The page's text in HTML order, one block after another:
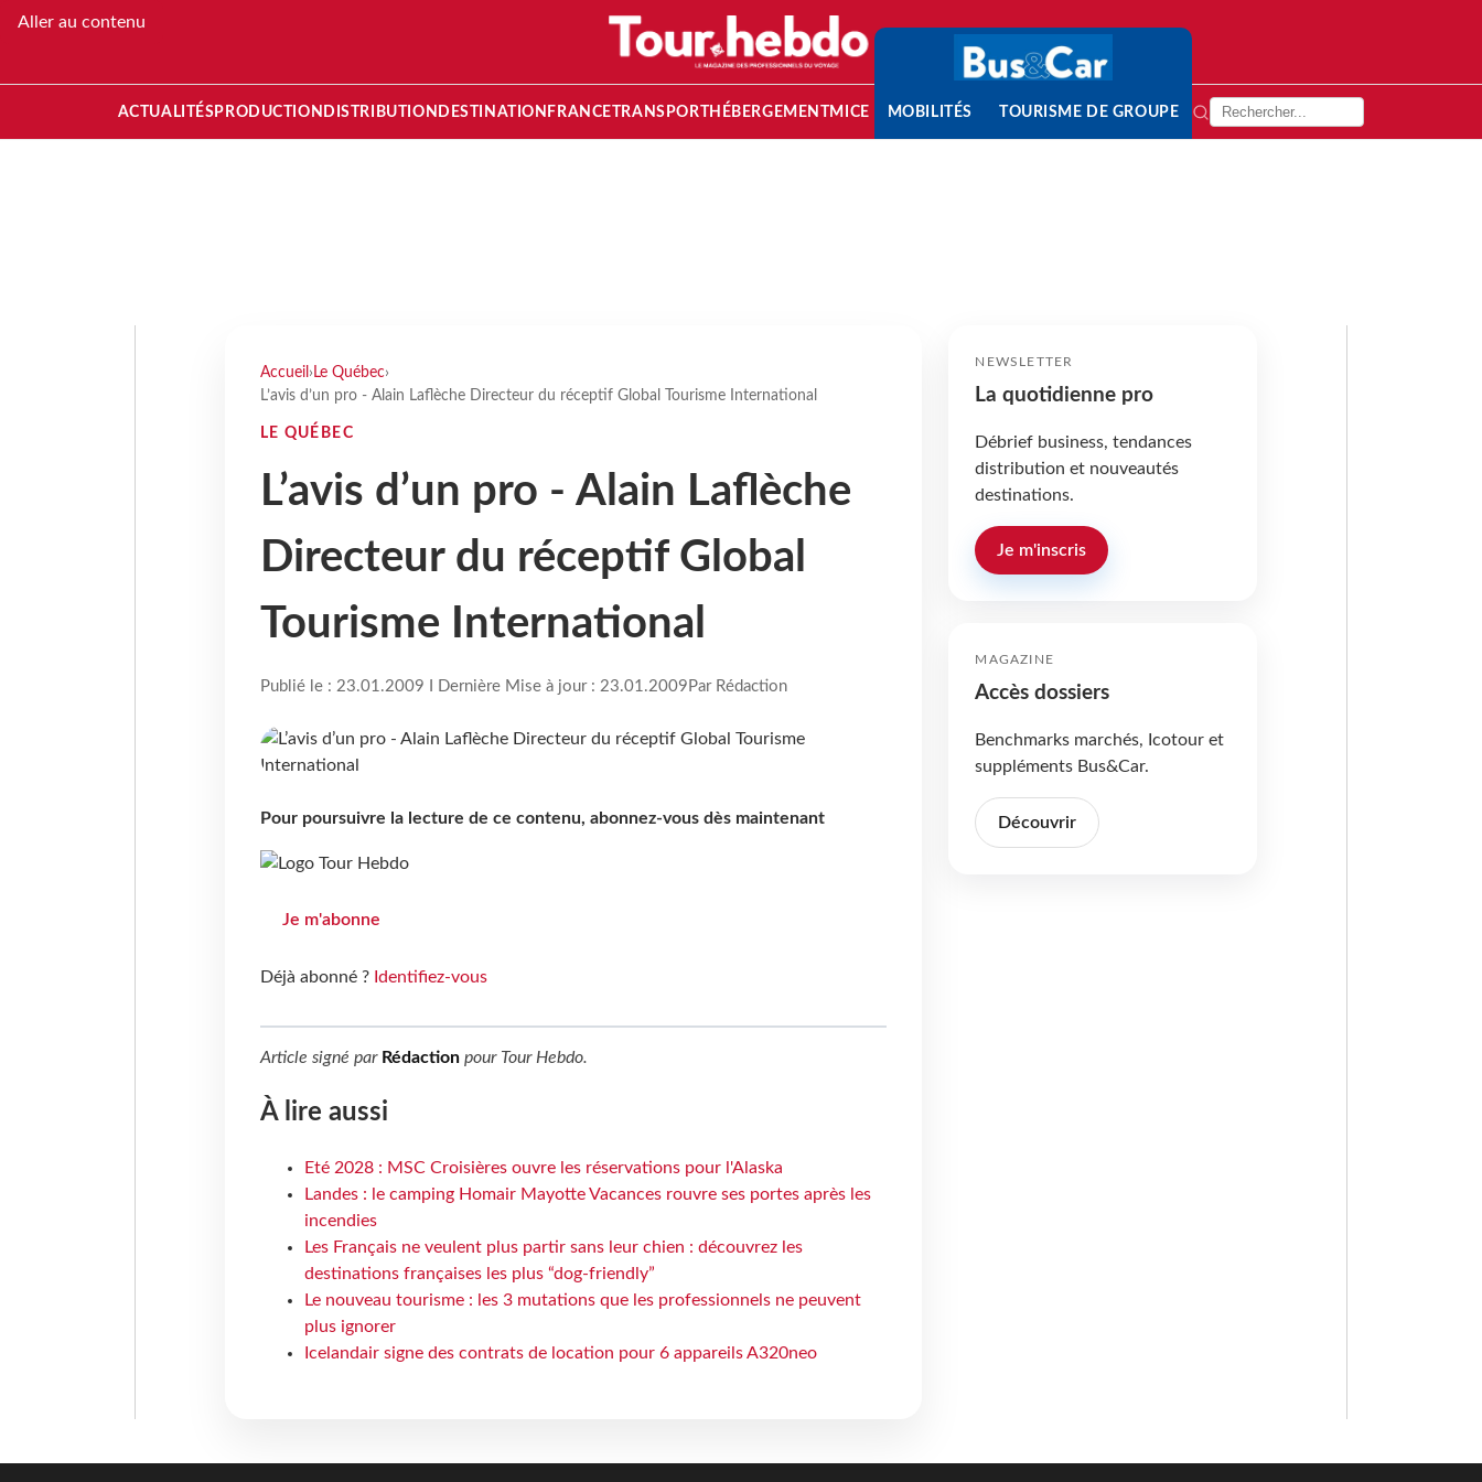
Aller au contenu
ACTUALITÉS PRODUCTION DISTRIBUTION DESTINATION FRANCETRANSPORT HÉBERGEMENTMICE MOBILITÉS TOURISME DE GROUPE
Accueil › Le Québec›
L’avis d’un pro - Alain Laflèche Directeur du réceptif Global Tourisme International
LE QUÉBEC
L’avis d’un pro - Alain Laflèche
Directeur du réceptif Global
Tourisme International
Publié le : 23.01.2009 I Dernière Mise à jour : 23.01.2009 Par Rédaction
Pour poursuivre la lecture de ce contenu, abonnez-vous dès maintenant
Je m'abonne
Déjà abonné ? Identifiez-vous
Article signé par Rédactionpour Tour Hebdo.
À lire aussi
Eté 2028 : MSC Croisières ouvre les réservations pour l'Alaska
Landes : le camping Homair Mayotte Vacances rouvre ses portes après les
incendies
Les Français ne veulent plus partir sans leur chien : découvrez les
destinations françaises les plus “dog-friendly”
Le nouveau tourisme : les 3 mutations que les professionnels ne peuvent
plus ignorer
Icelandair signe des contrats de location pour 6 appareils A320neo
NEWSLETTER
La quotidienne pro
Débrief business, tendances
distribution et nouveautés
destinations.
Je m'inscris
MAGAZINE
Accès dossiers
Benchmarks marchés, Icotour et
suppléments Bus&Car.
Découvrir